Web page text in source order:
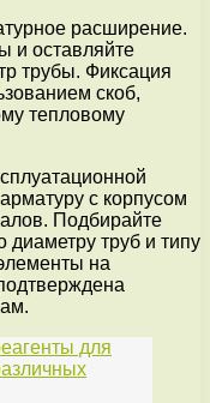
расширение.
и оставляйте
трубы. Фиксация
скоб,
тепловому
с корпусом
Подбирайте
диаметру труб и типу
на
для